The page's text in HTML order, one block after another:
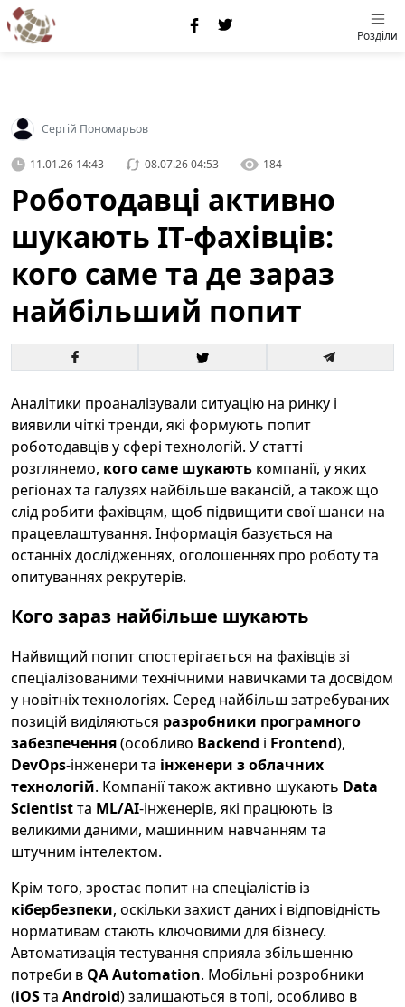
Розділи
Сергій Пономарьов
11.01.26 14:43 08.07.26 04:53 184
Роботодавці активно
шукають IT-фахівців:
кого саме та де зараз
найбільший попит
Аналітики проаналізували ситуацію на ринку і
виявили чіткі тренди, які формують попит
роботодавців у сфері технологій. У статті
розглянемо, кого саме шукають компанії, у яких
регіонах та галузях найбільше вакансій, а також що
слід робити фахівцям, щоб підвищити свої шанси на
працевлаштування. Інформація базується на
останніх дослідженнях, оголошеннях про роботу та
опитуваннях рекрутерів.
Кого зараз найбільше шукають
Найвищий попит спостерігається на фахівців зі
спеціалізованими технічними навичками та досвідом
у новітніх технологіях. Серед найбільш затребуваних
позицій виділяються разробники програмного
забезпечення(особливо Backend і Frontend),
DevOps-інженери та інженери з облачних
технологій. Компанії також активно шукають Data
Scientistта ML/AI-інженерів, які працюють із
великими даними, машинним навчанням та
штучним інтелектом.
Крім того, зростає попит на спеціалістів із
кібербезпеки, оскільки захист даних і відповідність
нормативам стають ключовими для бізнесу.
Автоматизація тестування сприяла збільшенню
потреби в QA Automation. Мобільні розробники
(iOSта Android) залишаються в топі, особливо в